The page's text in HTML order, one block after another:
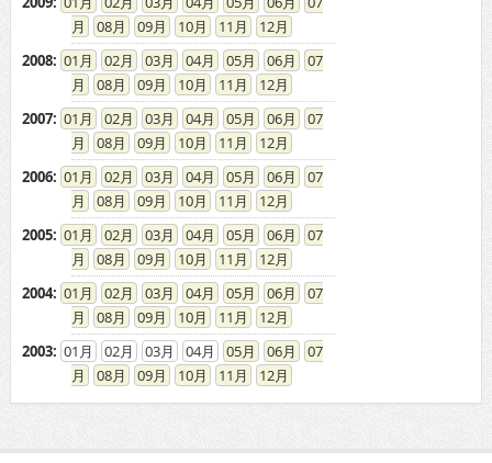
08
09 10 11
12
2008: 01 02 03 04 05 06
07
08
09 10 11
12
2007: 01 02 03 04 05 06
07
08
09 10 11
12
2006: 01 02 03 04 05 06
07
08
09 10 11
12
2005: 01 02 03 04 05 06
07
08
09 10 11
12
2004: 01 02 03 04 05 06
07
08
09 10 11
12
2003: 01 02 03 04 05 06
07
08
09 10 11 12